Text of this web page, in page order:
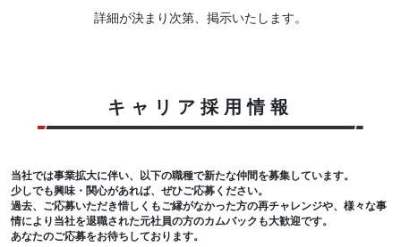
詳細が決まり次第、掲示いたします。
キャリア採用情報
当社では事業拡大に伴い、以下の職種で新たな仲間を募集しています。
少しでも興味・関心があれば、ぜひご応募ください。
過去、ご応募いただき惜しくもご縁がなかった方の再チャレンジや、様々な事
情により当社を退職された元社員の方のカムバックも大歓迎です。
あなたのご応募をお待ちしております。